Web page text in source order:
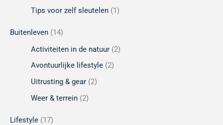
Tips voor zelf sleutelen(1)
Buitenleven (14)
Activiteiten in de natuur(2)
Avontuurlijke lifestyle(2)
Uitrusting & gear(2)
Weer & terrein(2)
Lifestyle (17)